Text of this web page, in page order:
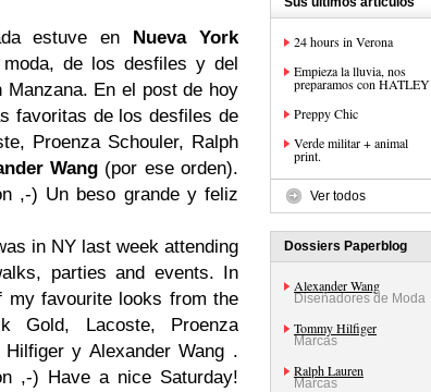
estuve en Nueva York
de los desfiles y del
Manzana. En el post de hoy
favoritas de los desfiles de
Proenza Schouler, Ralph
Wang(por ese orden).
,-) Un beso grande y feliz
in NY last week attending
parties and events. In
my favourite looks from the
Gold, Lacoste, Proenza
y Alexander Wang .
,-) Have a nice Saturday!
24 hours in Verona
Empieza la lluvia, nos
preparamos con HATLEY
Preppy Chic
Verde militar + animal
print.
Ver todos
Dossiers Paperblog
Alexander Wang
Diseñadores de Moda
Tommy Hilfiger
Marcas
Ralph Lauren
Marcas